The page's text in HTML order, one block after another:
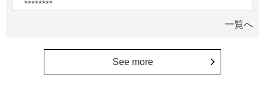
********
ち、孫たち、子々孫々へ <国際水産研究教育基金>
一覧へ
See more